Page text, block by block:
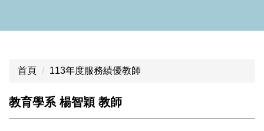
首頁 113年度服務績優教師
教育學系 楊智穎 教師